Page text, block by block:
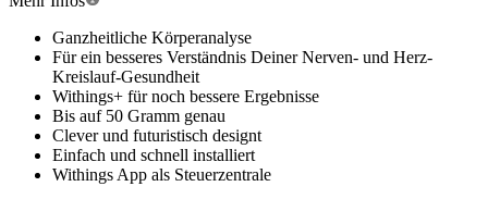
Ganzheitliche Körperanalyse
Für ein besseres Verständnis Deiner Nerven- und Herz-
Kreislauf-Gesundheit
Withings+ für noch bessere Ergebnisse
Bis auf 50 Gramm genau
Clever und futuristisch designt
Einfach und schnell installiert
Withings App als Steuerzentrale